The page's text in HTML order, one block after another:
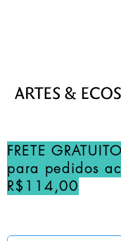
FRETE GRATUITO
para pedidos
R$114,00